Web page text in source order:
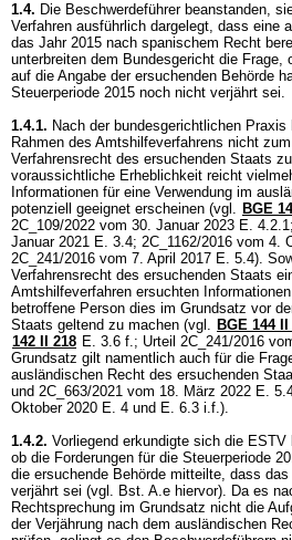
1.4. Die Beschwerdeführer beanstanden,
Verfahren ausführlich dargelegt, dass eine
das Jahr 2015 nach spanischem Recht
unterbreiten dem Bundesgericht die Frage,
auf die Angabe der ersuchenden Behörde
Steuerperiode 2015 noch nicht verjährt sei.
1.4.1. Nach der bundesgerichtlichen
Rahmen des Amtshilfeverfahrens nicht
Verfahrensrecht des ersuchenden Staats
voraussichtliche Erheblichkeit reicht
Informationen für eine Verwendung im
potenziell geeignet erscheinen (vgl. BGE
2C_109/2022 vom 30. Januar 2023 E.
Januar 2021 E. 3.4; 2C_1162/2016 vom 4.
2C_241/2016 vom 7. April 2017 E. 5.4).
Verfahrensrecht des ersuchenden Staats
Amtshilfeverfahren ersuchten
betroffene Person dies im Grundsatz vor
Staats geltend zu machen (vgl. BGE 144 II
142 II 218 E. 3.6 f.; Urteil 2C_241/2016
Grundsatz gilt namentlich auch für die
ausländischen Recht des ersuchenden
und 2C_663/2021 vom 18. März 2022 E.
Oktober 2020 E. 4 und E. 6.3 i.f.).
1.4.2. Vorliegend erkundigte sich die ESTV
ob die Forderungen für die Steuerperiode
die ersuchende Behörde mitteilte, dass
verjährt sei (vgl. Bst. A.e hiervor). Da es
Rechtsprechung im Grundsatz nicht die
der Verjährung nach dem ausländischen